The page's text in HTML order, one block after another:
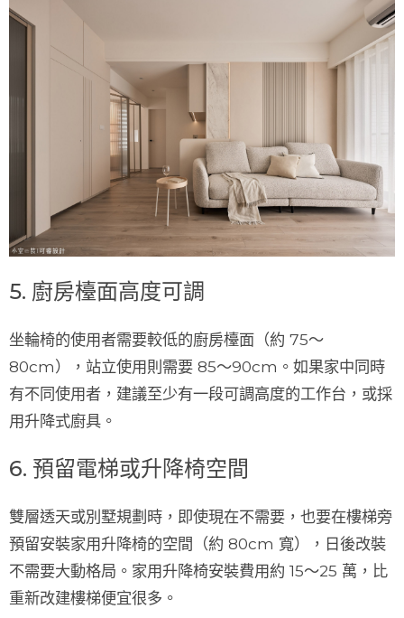
5. 廚房檯面高度可調
坐輪椅的使用者需要較低的廚房檯面（約 75～
80cm），站立使用則需要 85～90cm。如果家中同時
有不同使用者，建議至少有一段可調高度的工作台 ，或採
用升降式廚具。
6. 預留電梯或升降椅空間
雙層透天或別墅規劃時，即使現在不需要，也要在樓梯旁
預留安裝家用升降椅的空間 （約 80cm 寬），日後改裝
不需要大動格局。家用升降椅安裝費用約 15～25 萬，比
重新改建樓梯便宜很多。